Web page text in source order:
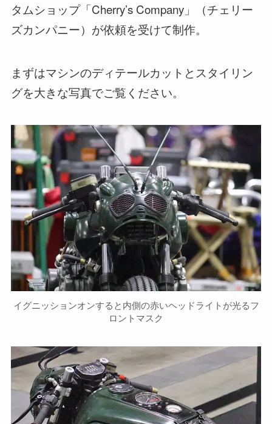
タムショップ「Cherry’s Company」（チェリー
ズカンパニー）が依頼を受けて制作。
まずはマシンのディテールカットとスタイリン
グを大きな写真でご覧ください。
イグニッションオンすると内側の赤いヘッドライトが光るフ
ロントマスク